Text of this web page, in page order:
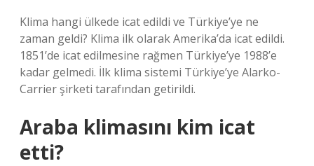
Klima hangi ülkede icat edildi ve Türkiye’ye ne
zaman geldi? Klima ilk olarak Amerika’da icat edildi.
1851’de icat edilmesine rağmen Türkiye’ye 1988’e
kadar gelmedi. İlk klima sistemi Türkiye’ye Alarko-
Carrier şirketi tarafından getirildi.
Araba klimasını kim icat
etti?